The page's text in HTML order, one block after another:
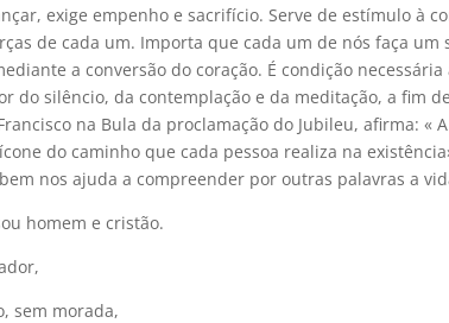
exige empenho e sacrifício. Serve de estímulo à
de cada um. Importa que cada um de nós faça
a conversão do coração. É condição
do silêncio, da contemplação e da meditação, a fim
na Bula da proclamação do Jubileu, afirma: «
do caminho que cada pessoa realiza na
nos ajuda a compreender por outras palavras a
homem e cristão.
sem morada,